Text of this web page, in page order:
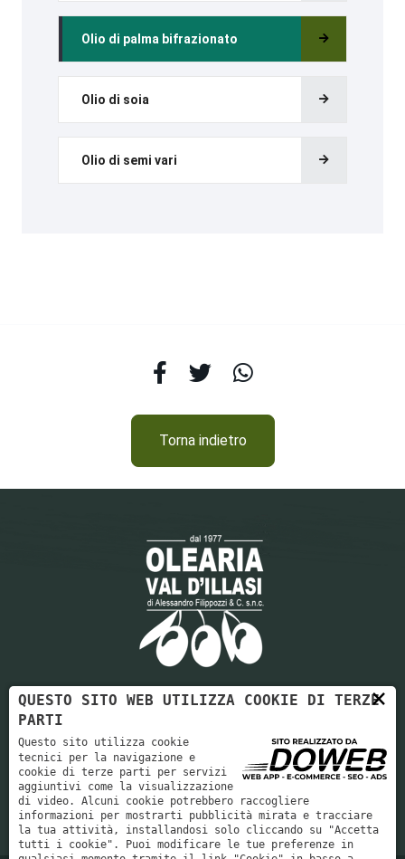
Olio di palma bifrazionato
Olio di soia
Olio di semi vari
Torna indietro
Olearia Val D'Illasi: Eccellenza, Ambiente e Impegno Totale.
vendita e della valorizzazione del rifiuto generato dallo
schema produttivo.
×
QUESTO SITO WEB UTILIZZA COOKIE DI TERZE
PARTI
Questo sito utilizza cookie
tecnici per la navigazione e
cookie di terze parti per servizi
aggiuntivi come la visualizzazione
di video. Alcuni cookie potrebbero raccogliere
informazioni per mostrarti pubblicità mirata e tracciare
la tua attività, installandosi solo cliccando su "Accetta
tutti i cookie". Puoi modificare le tue preferenze in